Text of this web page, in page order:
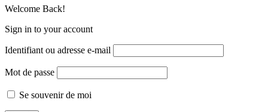
Welcome Back!
Sign in to your account
Identifiant ou adresse e-mail
Mot de passe
Se souvenir de moi